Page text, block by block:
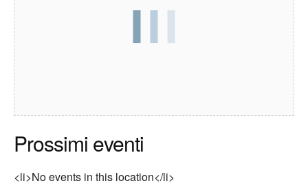
Prossimi eventi
<li>No events in this location</li>